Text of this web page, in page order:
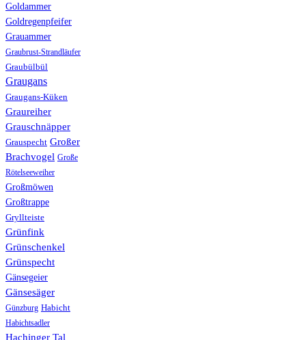
Goldammer
Goldregenpfeifer
Grauammer
Graubrust-Strandläufer
Graubülbül
Graugans
Graugans-Küken
Graureiher
Grauschnäpper
Grauspecht Großer
Brachvogel Große
Rötelseeweiher
Großmöwen
Großtrappe
Gryllteiste
Grünfink
Grünschenkel
Grünspecht
Gänsegeier
Gänsesäger
Günzburg Habicht
Habichtsadler
Hachinger Tal